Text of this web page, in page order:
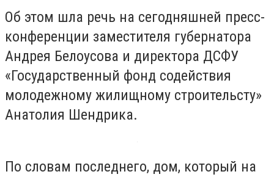
Об этом шла речь на сегодняшней пресс-
конференции заместителя губернатора
Андрея Белоусова и директора ДСФУ
«Государственный фонд содействия
молодежному жилищному строительсту»
Анатолия Шендрика.
По словам последнего, дом, который на